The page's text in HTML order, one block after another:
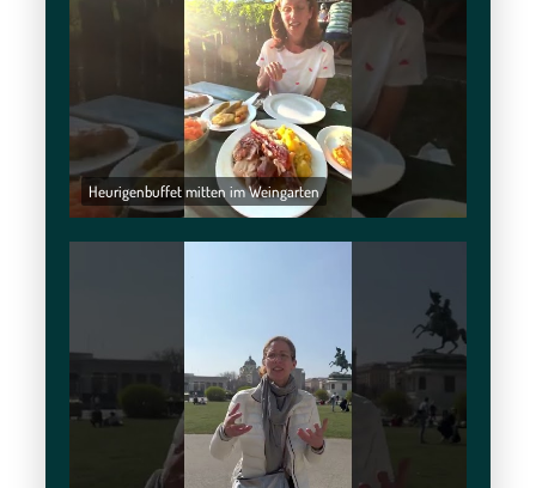
Heurigenbuffet mitten im Weingarten